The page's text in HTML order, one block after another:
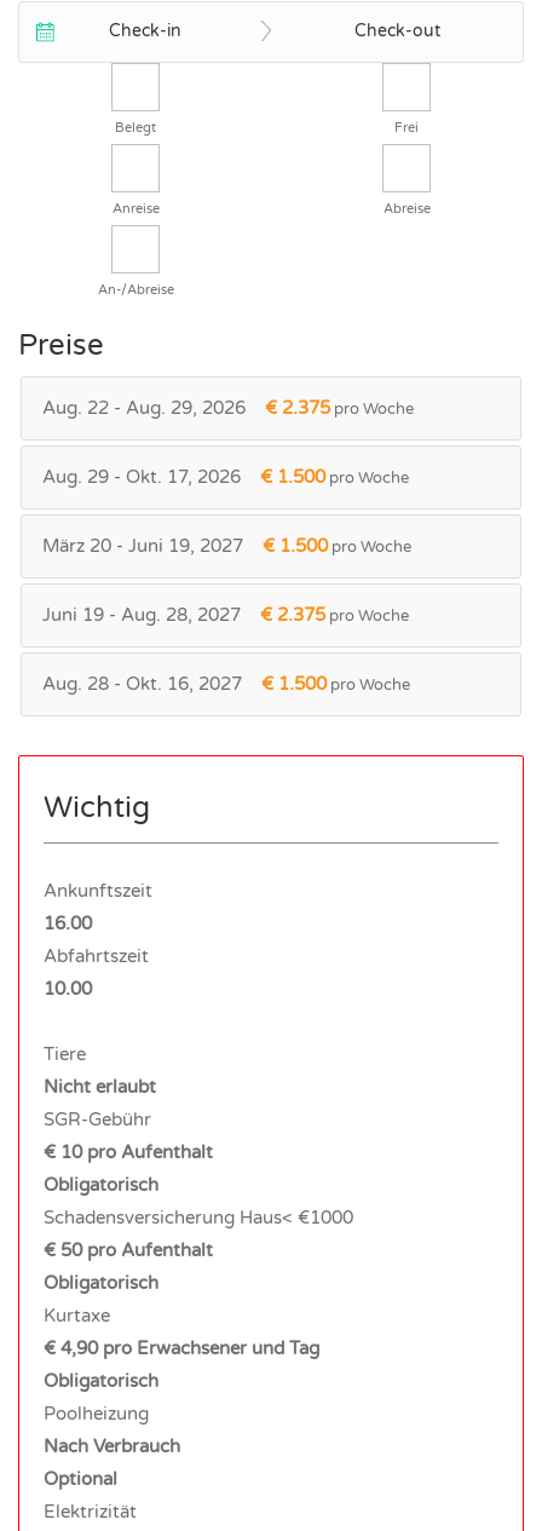
Check-in Check-out
Belegt Frei
Anreise Abreise
An-/Abreise
Preise
Aug. 22 - Aug. 29, 2026 € 2.375pro Woche
Aug. 29 - Okt. 17, 2026 € 1.500pro Woche
März 20 - Juni 19, 2027 € 1.500pro Woche
Juni 19 - Aug. 28, 2027 € 2.375pro Woche
Aug. 28 - Okt. 16, 2027 € 1.500pro Woche
Wichtig
Ankunftszeit
16.00
Abfahrtszeit
10.00
Tiere
Nicht erlaubt
SGR-Gebühr
€ 10 pro Aufenthalt
Obligatorisch
Schadensversicherung Haus< €1000
€ 50 pro Aufenthalt
Obligatorisch
Kurtaxe
€ 4,90 pro Erwachsener und Tag
Obligatorisch
Poolheizung
Nach Verbrauch
Optional
Elektrizität